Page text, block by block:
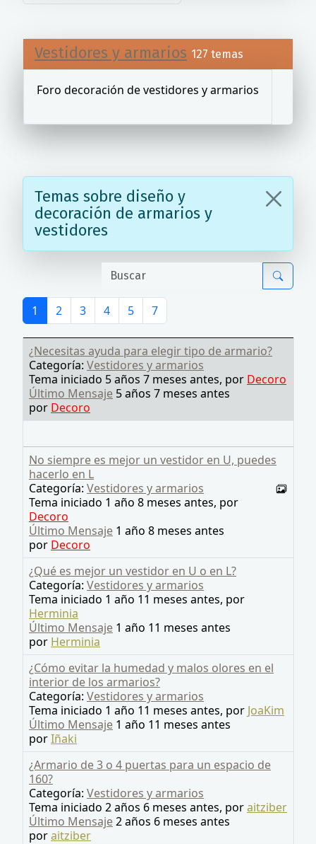
Vestidores y armarios 127 temas
Foro decoración de vestidores y armarios
Temas sobre diseño y
decoración de armarios y
vestidores
1 2 3 4 5 7
¿Necesitas ayuda para elegir tipo de armario?
Categoría: Vestidores y armarios
Tema iniciado 5 años 7 meses antes, por Decoro
Último Mensaje 5 años 7 meses antes
por Decoro
No siempre es mejor un vestidor en U, puedes
hacerlo en L
Categoría: Vestidores y armarios
Tema iniciado 1 año 8 meses antes, por
Decoro
Último Mensaje 1 año 8 meses antes
por Decoro
¿Qué es mejor un vestidor en U o en L?
Categoría: Vestidores y armarios
Tema iniciado 1 año 11 meses antes, por
Herminia
Último Mensaje 1 año 11 meses antes
por Herminia
¿Cómo evitar la humedad y malos olores en el
interior de los armarios?
Categoría: Vestidores y armarios
Tema iniciado 1 año 11 meses antes, por JoaKim
Último Mensaje 1 año 11 meses antes
porIñaki
¿Armario de 3 o 4 puertas para un espacio de
160?
Categoría: Vestidores y armarios
Tema iniciado 2 años 6 meses antes, poraitziber
Último Mensaje2 años 6 meses antes
poraitziber